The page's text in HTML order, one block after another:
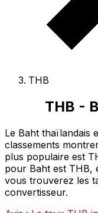
THB
THB -
Le Baht thaïlandais
classements
plus populaire est
pour Baht est THB,
vous trouverez les
convertisseur.